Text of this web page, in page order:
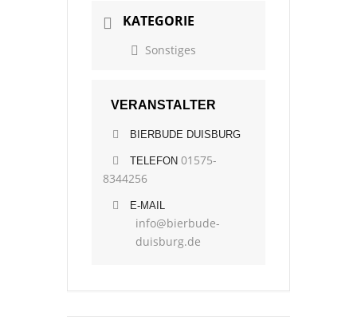
KATEGORIE
Sonstiges
VERANSTALTER
BIERBUDE DUISBURG
TELEFON 01575-
8344256
E-MAIL
info@bierbude-
duisburg.de